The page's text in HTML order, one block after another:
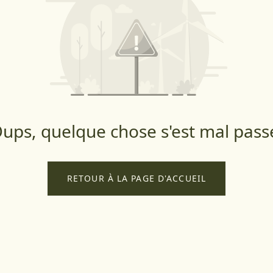
quelque chose s'est mal
RETOUR À LA PAGE D'ACCUEIL